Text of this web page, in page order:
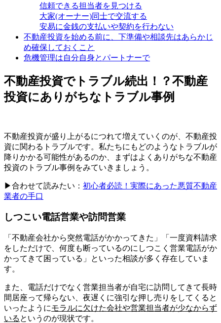
信頼できる担当者を見つける
大家(オーナー)同士で交流する
安易に金銭の支払いや契約を行わない
不動産投資を始める前に、下準備や相談先はあらかじ
め確保しておくこと
危機管理は自分自身とパートナーで
不動産投資でトラブル続出！？不動産
投資にありがちなトラブル事例
不動産投資が盛り上がるにつれて増えていくのが、不動産投
資に関わるトラブルです。私たちにもどのようなトラブルが
降りかかる可能性があるのか、まずはよくありがちな不動産
投資のトラブル事例をみていきましょう。
▶合わせて読みたい： 初心者必読！実際にあった悪質不動産
業者の手口
しつこい電話営業や訪問営業
「不動産会社から突然電話がかかってきた」「一度資料請求
をしただけで、何度も断っているのにしつこく営業電話がか
かってきて困っている」といった相談が多く存在していま
す。
また、電話だけでなく営業担当者が自宅に訪問してきて長時
間居座って帰らない、夜遅くに強引な押し売りをしてくると
いったようにモラルに欠けた会社や営業担当者が少なからず
いる というのが現状です。